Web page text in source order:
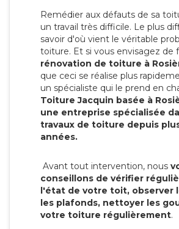
Remédier aux défauts de sa
un travail très difficile. Le plus
savoir d'où vient le véritable
toiture. Et si vous envisagez de
rénovation de toiture à
que ceci se réalise plus
un spécialiste qui le prend en
Toiture Jacquin basée à
une entreprise spécialisée
travaux de toiture depuis
années.
Avant tout intervention, nous
conseillons de vérifier
l'état de votre toit, observer
les plafonds, nettoyer les
votre toiture régulièrement.